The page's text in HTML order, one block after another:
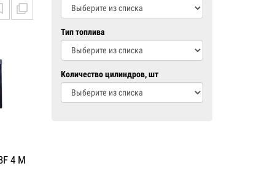
Тип топлива
Количество цилиндров, шт
4 M